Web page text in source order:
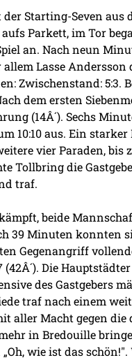
Starting-Seven aus
Parkett, im Tor
an. Nach neun
Lasse
Zwischenstand: 5:3.
dem ersten
(14Â´). Sechs
10:10 aus. Ein
vier Paraden, bis
Tollbring die
traf.
beide
39 Minuten konnten
Gegenangriff
Die
des Gastgebers
traf nach einem
aller Macht gegen
in Bredouille
wie ist das